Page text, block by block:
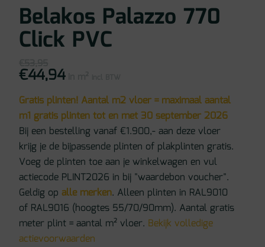
Belakos Palazzo 770
Click PVC
Oorspronkelijke
prijs
was:
€44,94Huidige
prijs
in m²
Gratis plinten! Aantal m2 vloer = maximaal aantal
m1 gratis plinten tot en met 30 september 2026
Bij een bestelling vanaf €1.900,- aan deze vloer
krijg je de bijpassende plinten of plakplinten gratis.
Voeg de plinten toe aan je winkelwagen en vul
actiecode PLINT2026 in bij "waardebon voucher".
Geldig opalle merken. Alleen plinten in RAL9010
of RAL9016 (hoogtes 55/70/90mm). Aantal gratis
meter plint = aantal m² vloer. Bekijk volledige
actievoorwaarden